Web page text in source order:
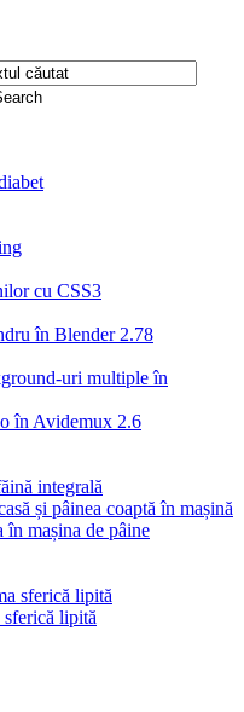
cu CSS3
în Blender 2.78
uri multiple în
în Avidemux 2.6
integrală
și pâinea coaptă în mașină
în mașina de pâine
sferică lipită
sferică lipită